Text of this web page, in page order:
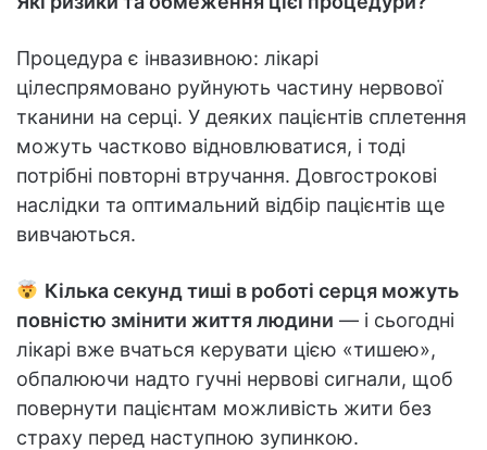
Процедура є інвазивною: лікарі
цілеспрямовано руйнують частину нервової
тканини на серці. У деяких пацієнтів сплетення
можуть частково відновлюватися, і тоді
потрібні повторні втручання. Довгострокові
наслідки та оптимальний відбір пацієнтів ще
вивчаються.
Кілька секунд тиші в роботі серця можуть
повністю змінити життя людини — і сьогодні
лікарі вже вчаться керувати цією «тишею»,
обпалюючи надто гучні нервові сигнали, щоб
повернути пацієнтам можливість жити без
страху перед наступною зупинкою.